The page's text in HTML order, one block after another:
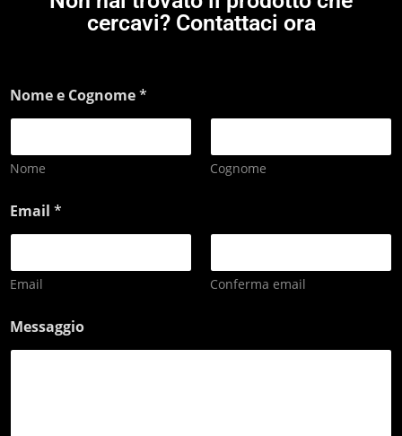
cercavi? Contattaci ora
Nome e Cognome*
Nome Cognome
Email *
Email Conferma email
Messaggio